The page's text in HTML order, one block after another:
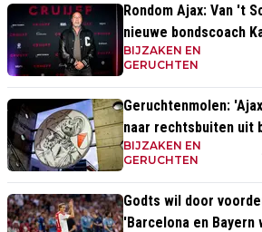
Rondom Ajax: Van 't
nieuwe bondscoach
BIJZAKEN EN
GERUCHTEN
Geruchtenmolen:
naar rechtsbuiten uit
BIJZAKEN EN
GERUCHTEN
Godts wil door
'Barcelona en Bayern